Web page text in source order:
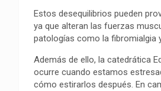
Estos desequilibrios pueden
ya que alteran las fuerzas
patologías como la fibromialgia
Además de ello, la catedrática
ocurre cuando estamos
cómo estirarlos después. En